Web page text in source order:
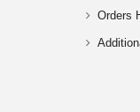
Orders